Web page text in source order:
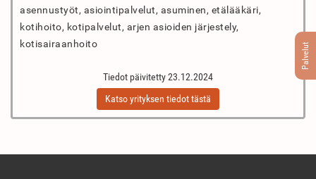
Palvelut
asennustyöt, asiointipalvelut, asuminen, etälääkäri,
kotihoito, kotipalvelut, arjen asioiden järjestely,
kotisairaanhoito
Tiedot päivitetty 23.12.2024
Katso yrityksen tiedot tästä